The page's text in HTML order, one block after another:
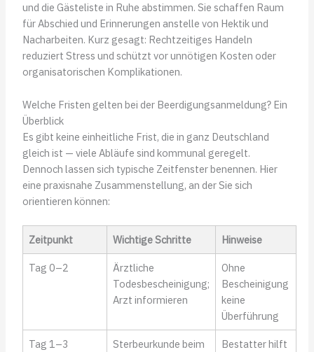
und die Gästeliste in Ruhe abstimmen. Sie schaffen Raum
für Abschied und Erinnerungen anstelle von Hektik und
Nacharbeiten. Kurz gesagt: Rechtzeitiges Handeln
reduziert Stress und schützt vor unnötigen Kosten oder
organisatorischen Komplikationen.
Welche Fristen gelten bei der Beerdigungsanmeldung? Ein
Überblick
Es gibt keine einheitliche Frist, die in ganz Deutschland
gleich ist — viele Abläufe sind kommunal geregelt.
Dennoch lassen sich typische Zeitfenster benennen. Hier
eine praxisnahe Zusammenstellung, an der Sie sich
orientieren können:
Zeitpunkt Wichtige Schritte Hinweise
Tag 0–2
Ärztliche
Todesbescheinigung;
Arzt informieren
Ohne
Bescheinigung
keine
Überführung
Tag 1–3
Sterbeurkunde beim
Bestatter hilft